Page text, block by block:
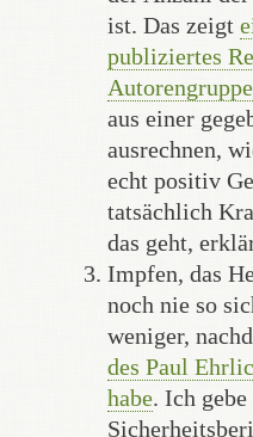
ist. Das zeigt
publiziertes
Autorengruppe
aus einer
ausrechnen,
echt positiv
tatsächlich
das geht,
Impfen, das
noch nie so
weniger,
des Paul
habe. Ich